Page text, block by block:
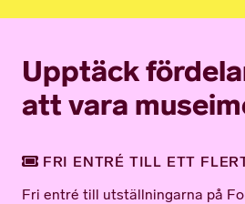
Upptäck
att vara
FRI ENTRÉ TILL ETT
Fri entré till utställningarna på